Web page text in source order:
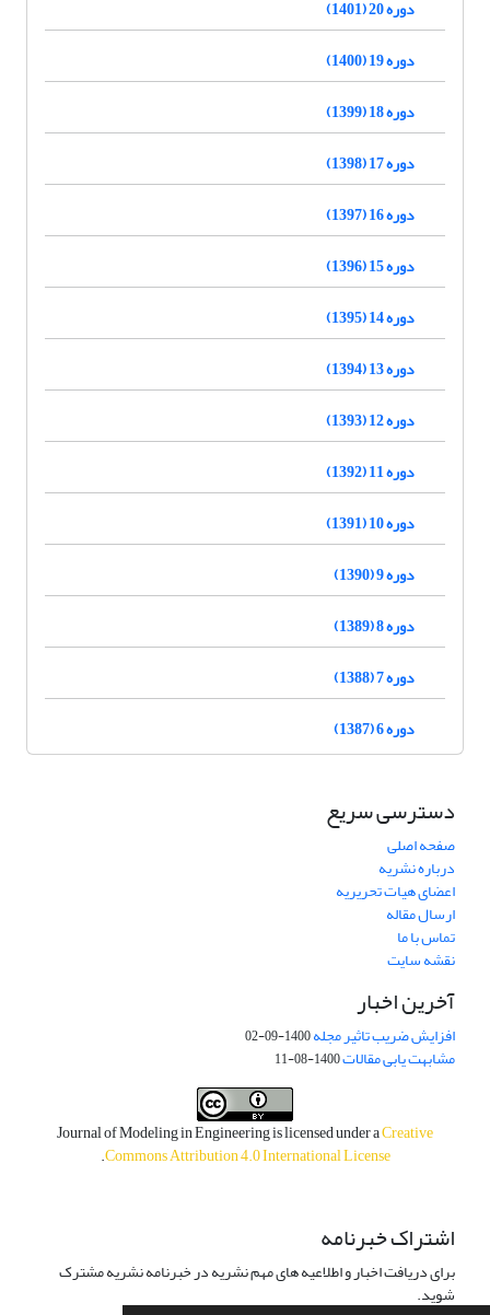
دوره 20 (1401)
دوره 19 (1400)
دوره 18 (1399)
دوره 17 (1398)
دوره 16 (1397)
دوره 15 (1396)
دوره 14 (1395)
دوره 13 (1394)
دوره 12 (1393)
دوره 11 (1392)
دوره 10 (1391)
دوره 9 (1390)
دوره 8 (1389)
دوره 7 (1388)
دوره 6 (1387)
دسترسی سریع
صفحه اصلی
درباره نشریه
اعضای هیات تحریریه
ارسال مقاله
تماس با ما
نقشه سایت
آخرین اخبار
افزایش ضریب تاثیر مجله1400-09-02
مشابهت یابی مقالات1400-08-11
Journal of Modeling in Engineering is licensed under aCreative
Commons Attribution 4.0 International License
.
اشتراک خبرنامه
برای دریافت اخبار و اطلاعیه های مهم نشریه در خبرنامه نشریه مشترک
شوید.